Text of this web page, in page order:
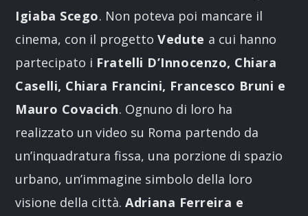
Igiaba Scego. Non poteva poi mancare il
cinema, con il progettoVedute a cui hanno
partecipato i Fratelli D’Innocenzo, Chiara
Caselli, Chiara Francini, Francesco Bruni e
Mauro Covacich. Ognuno di loro ha
realizzato un video su Roma partendo da
un’inquadratura fissa, una porzione di spazio
urbano, un’immagine simbolo della loro
visione della città.Adriana Ferreira e